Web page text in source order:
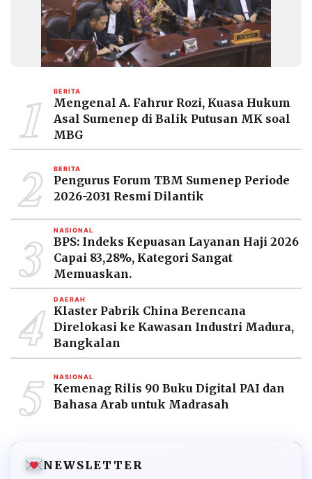
1 BERITA
Mengenal A. Fahrur Rozi, Kuasa Hukum
Asal Sumenep di Balik Putusan MK soal
MBG
2 BERITA
Pengurus Forum TBM Sumenep Periode
2026-2031 Resmi Dilantik
3 NASIONAL
BPS: Indeks Kepuasan Layanan Haji 2026
Capai 83,28%, Kategori Sangat
Memuaskan.
4 DAERAH
Klaster Pabrik China Berencana
Direlokasi ke Kawasan Industri Madura,
Bangkalan
5 NASIONAL
Kemenag Rilis 90 Buku Digital PAI dan
Bahasa Arab untuk Madrasah
NEWSLETTER